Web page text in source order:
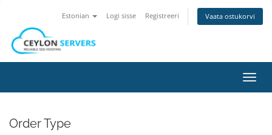
Estonian Logi sisse Registreeri Vaata ostukorvi
Order Type